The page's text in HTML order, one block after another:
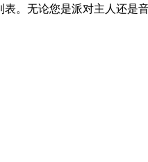
。无论您是派对主人还